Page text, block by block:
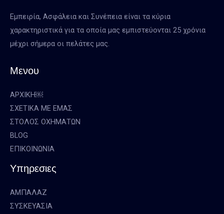
Εμπειρία, Ασφάλεια και Συνέπεια είναι τα κύρια
χαρακτηριστικά για τα οποία μας εμπιστεύονται 25 χρόνια
μέχρι σήμερα οι πελάτες μας.
Μενου
ΑΡΧΙΚΗ￼
ΣΧΕΤΙΚΑ ΜΕ ΕΜΑΣ
ΣΤΟΛΟΣ ΟΧΗΜΑΤΩΝ
BLOG
ΕΠΙΚΟΙΝΩΝΙΑ
Υπηρεσιες
ΑΜΠΑΛΑΖ
ΣΥΣΚΕΥΑΣΙΑ